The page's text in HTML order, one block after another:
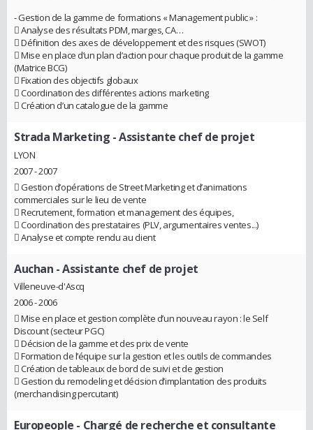
- Gestion de la gamme de formations « Management public » :
 Analyse des résultats PDM, marges, CA…
 Définition des axes de développement et des risques (SWOT)
 Mise en place d’un plan d’action pour chaque produit de la gamme
(Matrice BCG)
 Fixation des objectifs globaux
 Coordination des différentes actions marketing
 Création d’un catalogue de la gamme
Strada Marketing - Assistante chef de projet
LYON
2007 - 2007
 Gestion d’opérations de Street Marketing et d’animations
commerciales sur le lieu de vente
 Recrutement, formation et management des équipes,
 Coordination des prestataires (PLV, argumentaires ventes...)
 Analyse et compte rendu au client
Auchan - Assistante chef de projet
Villeneuve-d'Ascq
2006 - 2006
 Mise en place et gestion complète d’un nouveau rayon : le Self
Discount (secteur PGC)
 Décision de la gamme et des prix de vente
 Formation de l’équipe sur la gestion et les outils de commandes
 Création de tableaux de bord de suivi et de gestion
 Gestion du remodeling et décision d’implantation des produits
(merchandising percutant)
Europeople - Chargé de recherche et consultante